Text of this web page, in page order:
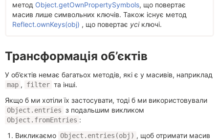
метод Object.getOwnPropertySymbols, що повертає
масив лише символьних ключів. Також існує метод
Reflect.ownKeys(obj) , що повертає усіключі.
Трансформація об’єктів
У об’єктів немає багатьох методів, які є у масивів, наприклад
map , filter та інші.
Якщо б ми хотіли їх застосувати, тоді б ми використовували
Object.entries з подальшим викликом
Object.fromEntries :
Викликаємо Object.entries(obj) , щоб отримати масив